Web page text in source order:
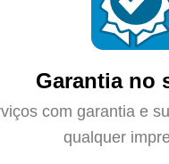
Garantia no
com garantia e
qualquer